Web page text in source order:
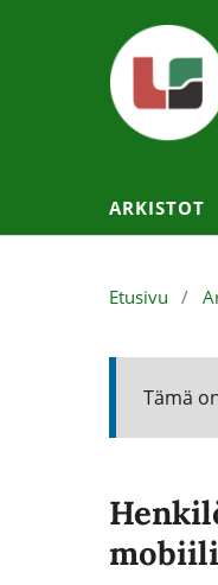
ARKISTOT
Etusivu /
Tämä